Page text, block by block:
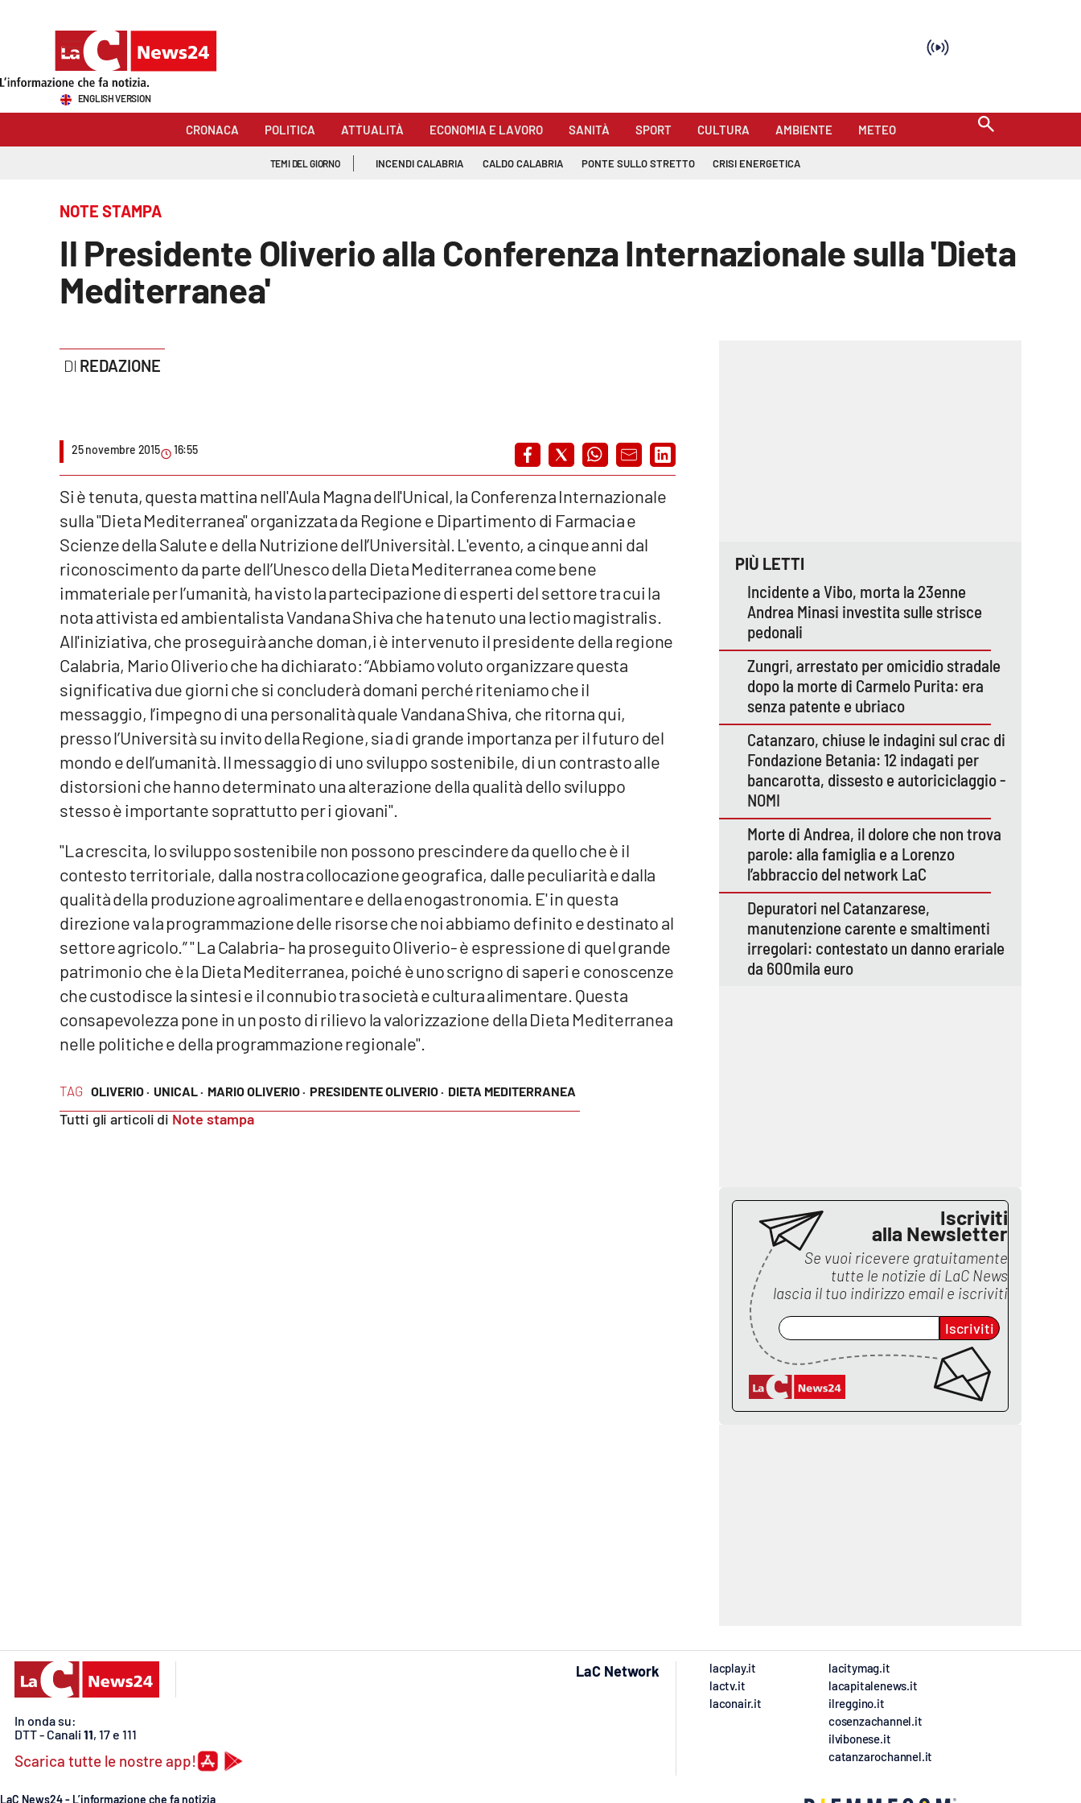
Sezioni
Economia e lavoro
Economia e Lavoro
Good Morning Vietnam
Parchi Marini Calabria
Leggendo Alvaro insieme
Venti di comunicazione
La
Destinazioni
ENGLISH VERSION
CRONACA POLITICA ATTUALITÀ ECONOMIA E LAVORO SANITÀ SPORT CULTURA AMBIENTE METEO
TEMI DEL GIORNO INCENDI CALABRIA CALDO CALABRIA PONTE SULLO STRETTO CRISI ENERGETICA
NOTE STAMPA
Il Presidente Oliverio alla Conferenza Internazionale sulla 'Dieta
Mediterranea'
REDAZIONE
25 novembre 2015 16:55
TAG OLIVERIO · UNICAL · MARIO OLIVERIO · PRESIDENTE OLIVERIO · DIETA MEDITERRANEA
Tutti gli articoli di Note stampa
Si è tenuta, questa mattina nell'Aula Magna dell'Unical, la Conferenza Internazionale
sulla "Dieta Mediterranea" organizzata da Regione e Dipartimento di Farmacia e
Scienze della Salute e della Nutrizione dell’Universitàl. L'evento, a cinque anni dal
riconoscimento da parte dell’Unesco della Dieta Mediterranea come bene
immateriale per l’umanità, ha visto la partecipazione di esperti del settore tra cui la
nota attivista ed ambientalista Vandana Shiva che ha tenuto una lectio magistralis.
All'iniziativa, che proseguirà anche doman,i è intervenuto il presidente della regione
Calabria, Mario Oliverio che ha dichiarato: “Abbiamo voluto organizzare questa
significativa due giorni che si concluderà domani perché riteniamo che il
messaggio, l’impegno di una personalità quale Vandana Shiva, che ritorna qui,
presso l’Università su invito della Regione, sia di grande importanza per il futuro del
mondo e dell’umanità. Il messaggio di uno sviluppo sostenibile, di un contrasto alle
distorsioni che hanno determinato una alterazione della qualità dello sviluppo
stesso è importante soprattutto per i giovani".
"La crescita, lo sviluppo sostenibile non possono prescindere da quello che è il
contesto territoriale, dalla nostra collocazione geografica, dalle peculiarità e dalla
qualità della produzione agroalimentare e della enogastronomia. E' in questa
direzione va la programmazione delle risorse che noi abbiamo definito e destinato al
settore agricolo.” " La Calabria- ha proseguito Oliverio- è espressione di quel grande
patrimonio che è la Dieta Mediterranea, poiché è uno scrigno di saperi e conoscenze
che custodisce la sintesi e il connubio tra società e cultura alimentare. Questa
consapevolezza pone in un posto di rilievo la valorizzazione della Dieta Mediterranea
nelle politiche e della programmazione regionale".
PIÙ LETTI
Incidente a Vibo, morta la 23enne
Andrea Minasi investita sulle strisce
pedonali
Zungri, arrestato per omicidio stradale
dopo la morte di Carmelo Purita: era
senza patente e ubriaco
Catanzaro, chiuse le indagini sul crac di
Fondazione Betania: 12 indagati per
bancarotta, dissesto e autoriciclaggio -
NOMI
Morte di Andrea, il dolore che non trova
parole: alla famiglia e a Lorenzo
l’abbraccio del network LaC
Depuratori nel Catanzarese,
manutenzione carente e smaltimenti
irregolari: contestato un danno erariale
da 600mila euro
Iscriviti
alla Newsletter
Se vuoi ricevere gratuitamente
tutte le notizie di LaC News
lascia il tuo indirizzo email e iscriviti
Iscriviti
In onda su:
DTT - Canali 11, 17 e 111
Scarica tutte le nostre app!
LaC Network
lacplay.it
lactv.it
laconair.it
lacitymag.it
lacapitalenews.it
ilreggino.it
cosenzachannel.it
ilvibonese.it
catanzarochannel.it
LaC News24 - L’informazione che fa notizia